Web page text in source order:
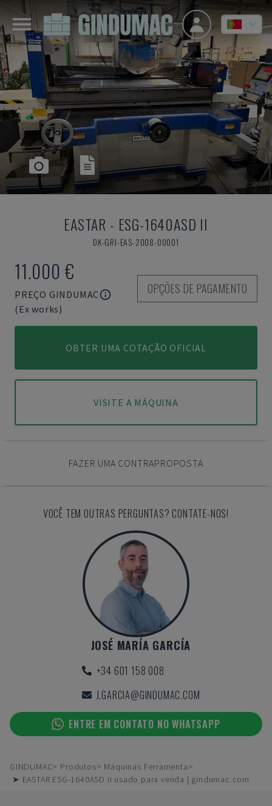
EASTAR - ESG-1640ASD II
DK-GRI-EAS-2008-00001
11.000 €
PREÇO GINDUMAC
(Ex works)
OPÇÕES DE PAGAMENTO
OBTER UMA COTAÇÃO OFICIAL
VISITE A MÁQUINA
FAZER UMA CONTRAPROPOSTA
VOCÊ TEM OUTRAS PERGUNTAS? CONTATE-NOS!
JOSÉ MARÍA GARCÍA
+34 601 158 008
J.GARCIA@GINDUMAC.COM
ENTRE EM CONTATO NO WHATSAPP
GINDUMAC Produtos
Máquinas Ferramenta
➤ EASTAR ESG-1640ASD II usado para venda | gindumac.com